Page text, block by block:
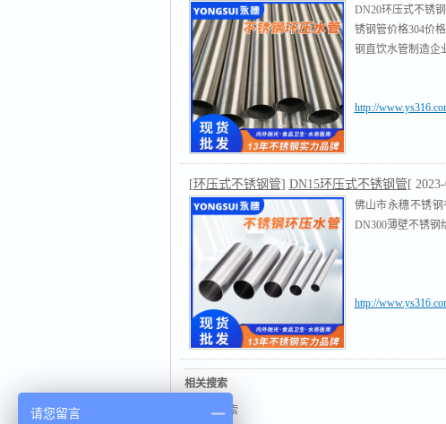
DN20环压式不锈
锈钢管价格304价
钢直饮水管制造企
http://
[环压式不锈钢管] DN15环压式不锈钢管 [
佛山市永穗不锈
DN300薄壁不锈钢
http://
相关搜索
无相关搜索
请您留言